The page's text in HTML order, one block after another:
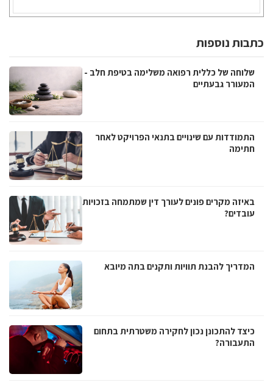
כתבות נוספות
שלוחה של כללית רפואה משלימה בטיפת חלב -
המעורר גבעתיים
התמודדות עם שינויים בתנאי הפרויקט לאחר
חתימה
באיזה מקרים פונים לעורך דין שמתמחה בזכויות
עובדים?
המדריך להבנת תוויות ותקנים בתה מיובא
כיצד להתכונן נכון לחקירה משטרתית בתחום
התעבורה?